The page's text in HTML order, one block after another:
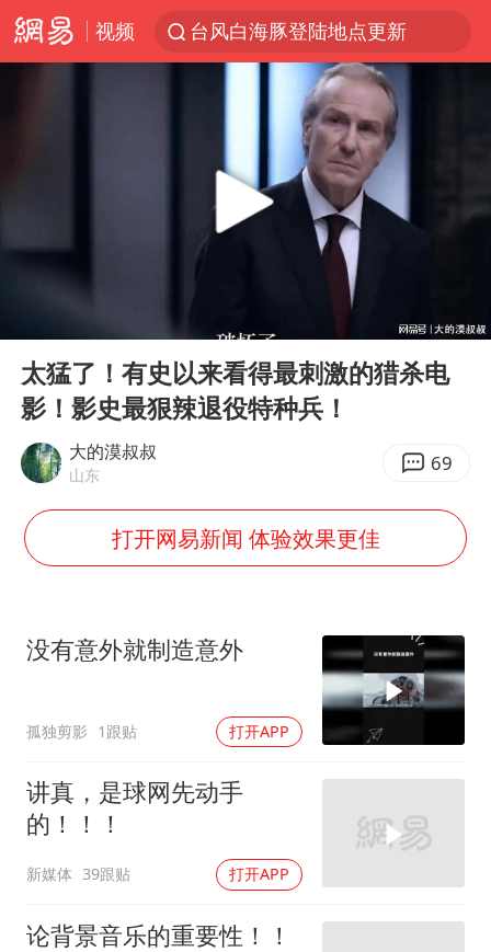
视频
台风白海豚登陆地点更新
看守所辅警收受10万获刑1年
台风白海豚进入48小时警戒线
台风白海豚影响中国已成定局
五粮液渠道价一箱上涨近百元
宇树科技发行价格150.80元/股
80后女柜员逆袭成4200亿银行副行长
吉林一“温度计大楼”读数爆表
女子利用漏洞0元薅走3000多件家电
24小时不关空调 电费会更低吗
东方甄选被判赔偿江小白30万元
奋进开新局 实干挑大梁
Play
太猛了！有史以来看得最刺激的猎杀电
影！影史最狠辣退役特种兵！
大的漠叔叔
山东 69
打开网易新闻 体验效果更佳
没有意外就制造意外
孤独剪影 1跟贴 打开APP
讲真，是球网先动手
的！！！
新媒体 39跟贴 打开APP
论背景音乐的重要性！！